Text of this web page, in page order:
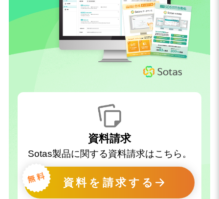
資料請求
Sotas製品に関する資料請求はこちら。
資料を請求する